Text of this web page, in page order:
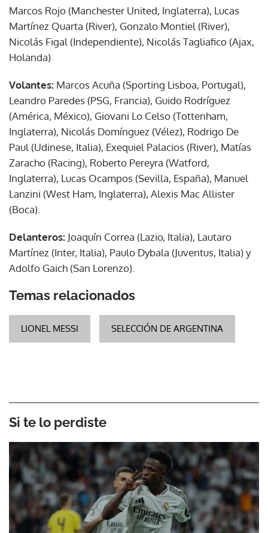
Marcos Rojo (Manchester United, Inglaterra), Lucas
Martínez Quarta (River), Gonzalo Montiel (River),
Nicolás Figal (Independiente), Nicolás Tagliafico (Ajax,
Holanda)
Volantes: Marcos Acuña (Sporting Lisboa, Portugal),
Leandro Paredes (PSG, Francia), Guido Rodríguez
(América, México), Giovani Lo Celso (Tottenham,
Inglaterra), Nicolás Domínguez (Vélez), Rodrigo De
Paul (Udinese, Italia), Exequiel Palacios (River), Matías
Zaracho (Racing), Roberto Pereyra (Watford,
Inglaterra), Lucas Ocampos (Sevilla, España), Manuel
Lanzini (West Ham, Inglaterra), Alexis Mac Allister
(Boca).
Delanteros: Joaquín Correa (Lazio, Italia), Lautaro
Martínez (Inter, Italia), Paulo Dybala (Juventus, Italia) y
Adolfo Gaich (San Lorenzo).
Temas relacionados
LIONEL MESSI SELECCIÓN DE ARGENTINA
Si te lo perdiste